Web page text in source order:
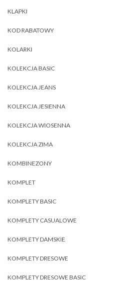
KLAPKI
KOD RABATOWY
KOLARKI
KOLEKCJA BASIC
KOLEKCJA JEANS
KOLEKCJA JESIENNA
KOLEKCJA WIOSENNA
KOLEKCJA ZIMA
KOMBINEZONY
KOMPLET
KOMPLETY BASIC
KOMPLETY CASUALOWE
KOMPLETY DAMSKIE
KOMPLETY DRESOWE
KOMPLETY DRESOWE BASIC